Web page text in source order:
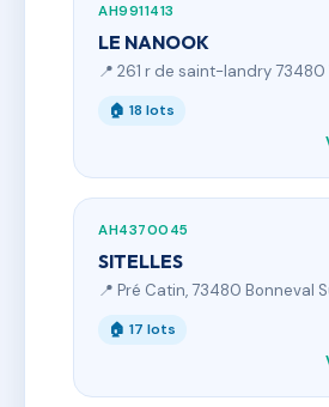
AH9911413
LE NANOOK
📍 261 r de saint-landry
🏠 18 lots
AH4370045
SITELLES
📍 Pré Catin, 73480 Bonneval
🏠 17 lots